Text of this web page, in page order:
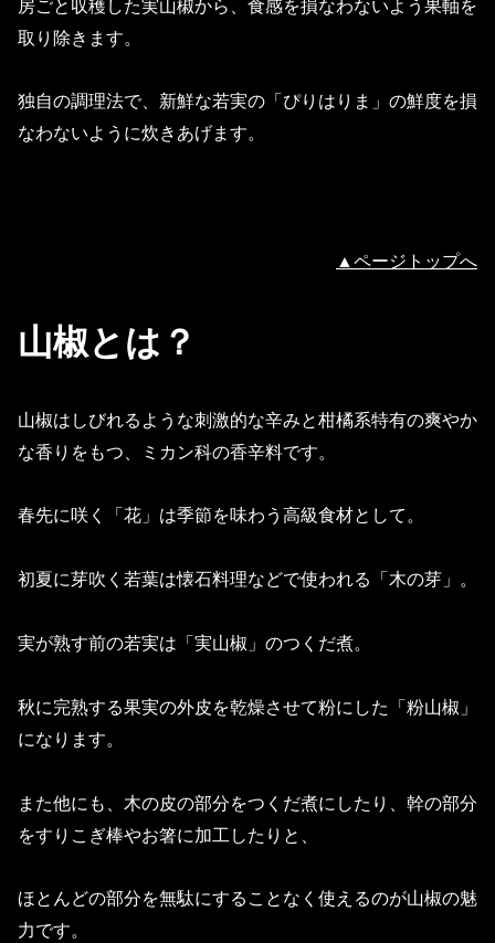
取り除きます。
独自の調理法で、新鮮な若実の「ぴりはりま」の鮮度を損
なわないように炊きあげます。
▲ページトップへ
山椒とは？
山椒はしびれるような刺激的な辛みと柑橘系特有の爽やか
な香りをもつ、ミカン科の香辛料です。
春先に咲く「花」は季節を味わう高級食材として。
初夏に芽吹く若葉は懐石料理などで使われる「木の芽」。
実が熟す前の若実は「実山椒」のつくだ煮。
秋に完熟する果実の外皮を乾燥させて粉にした「粉山椒」
になります。
また他にも、木の皮の部分をつくだ煮にしたり、幹の部分
をすりこぎ棒やお箸に加工したりと、
ほとんどの部分を無駄にすることなく使えるのが山椒の魅
力です。